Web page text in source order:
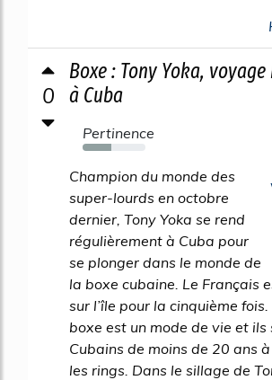
0
Boxe : Tony Yoka,
à Cuba
Pertinence
46%
Champion du monde des
super-lourds en octobre
dernier, Tony Yoka se rend
régulièrement à Cuba pour
se plonger dans le monde de
la boxe cubaine. Le Français
sur l’île pour la cinquième
boxe est un mode de vie et
Cubains de moins de 20 ans
les rings. Dans le sillage de